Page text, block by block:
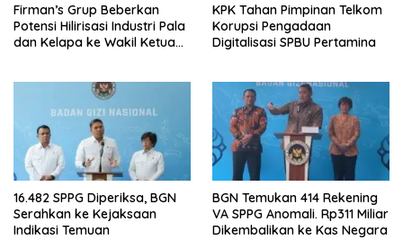
Firman’s Grup Beberkan
Potensi Hilirisasi Industri Pala
dan Kelapa ke Wakil Ketua
KPK Tahan Pimpinan Telkom
Korupsi Pengadaan
Digitalisasi SPBU Pertamina
16.482 SPPG Diperiksa, BGN
Serahkan ke Kejaksaan
Indikasi Temuan
BGN Temukan 414 Rekening
VA SPPG Anomali. Rp311 Miliar
Dikembalikan ke Kas Negara